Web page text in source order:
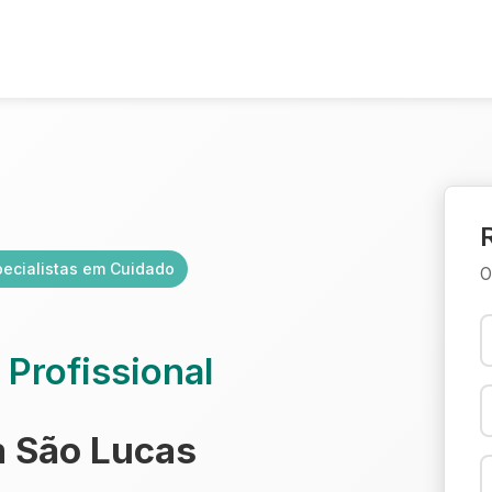
em Cuidado
Profissional
São Lucas